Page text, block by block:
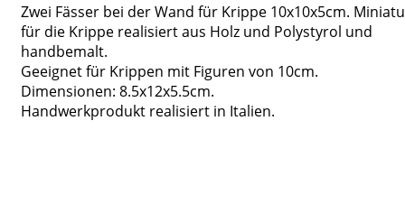
Zwei Fässer bei der Wand für Krippe 10x10x5cm.
für die Krippe realisiert aus Holz und Polystyrol und
handbemalt.
Geeignet für Krippen mit Figuren von 10cm.
Dimensionen: 8.5x12x5.5cm.
Handwerkprodukt realisiert in Italien.